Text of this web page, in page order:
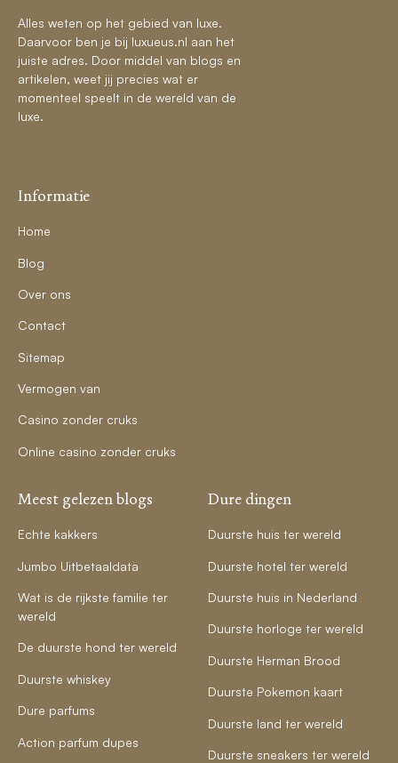
Alles weten op het gebied van luxe.
Daarvoor ben je bij luxueus.nl aan het
juiste adres. Door middel van blogs en
artikelen, weet jij precies wat er
momenteel speelt in de wereld van de
luxe.
Informatie
Home
Blog
Over ons
Contact
Sitemap
Vermogen van
Casino zonder cruks
Online casino zonder cruks
Meest gelezen blogs
Echte kakkers
Jumbo Uitbetaaldata
Wat is de rijkste familie ter
wereld
De duurste hond ter wereld
Duurste whiskey
Dure parfums
Action parfum dupes
Dure dingen
Duurste huis ter wereld
Duurste hotel ter wereld
Duurste huis in Nederland
Duurste horloge ter wereld
Duurste Herman Brood
Duurste Pokemon kaart
Duurste land ter wereld
Duurste sneakers ter wereld